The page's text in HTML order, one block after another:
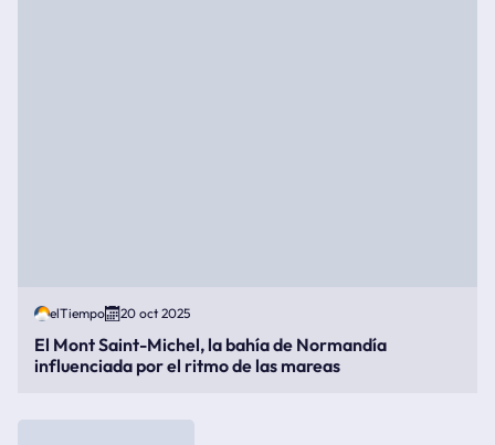
elTiempo 20 oct 2025
El Mont Saint-Michel, la bahía de Normandía
influenciada por el ritmo de las mareas